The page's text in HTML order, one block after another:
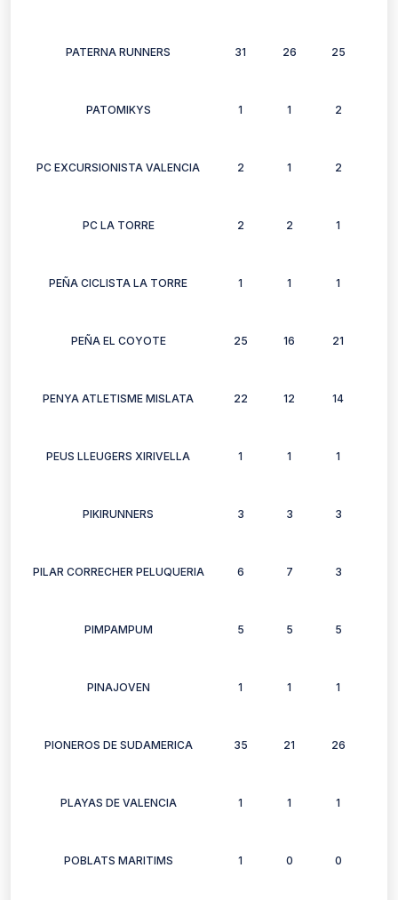
PATERNA RUNNERS 31 26 25
PATOMIKYS 1 1 2
PC EXCURSIONISTA VALENCIA 2 1 2
PC LA TORRE 2 2 1
PEÑA CICLISTA LA TORRE 1 1 1
PEÑA EL COYOTE 25 16 21
PENYA ATLETISME MISLATA 22 12 14
PEUS LLEUGERS XIRIVELLA 1 1 1
PIKIRUNNERS 3 3 3
PILAR CORRECHER PELUQUERIA 6 7 3
PIMPAMPUM 5 5 5
PINAJOVEN 1 1 1
PIONEROS DE SUDAMERICA 35 21 26
PLAYAS DE VALENCIA 1 1 1
POBLATS MARITIMS 1 0 0